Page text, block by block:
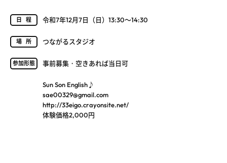
日程 令和7年12月7日（日）13:30～14:30
場所 つながるスタジオ
参加形態 事前募集・空きあれば当日可
Sun Son English♪
sae00329@gmail.com
http://33eigo.crayonsite.net/
体験価格2,000円